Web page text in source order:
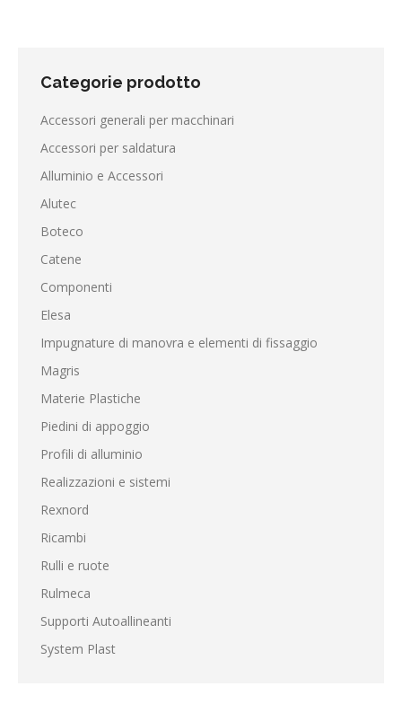
Categorie prodotto
Accessori generali per macchinari
Accessori per saldatura
Alluminio e Accessori
Alutec
Boteco
Catene
Componenti
Elesa
Impugnature di manovra e elementi di fissaggio
Magris
Materie Plastiche
Piedini di appoggio
Profili di alluminio
Realizzazioni e sistemi
Rexnord
Ricambi
Rulli e ruote
Rulmeca
Supporti Autoallineanti
System Plast